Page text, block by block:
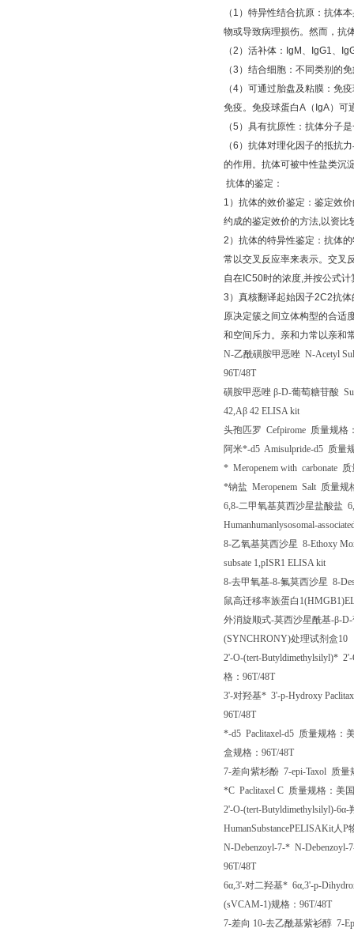
（ 1 ）特异性结合抗原：抗体
物或导致病理损伤。然而，抗
（2 ）活补体： IgM 、 IgG1、
（3 ）结合细胞：不同类别的
（4）可通过胎盘及粘膜：免
免疫。免疫球蛋白A （ IgA）可
（5 ）具有抗原性：抗体分子
（6 ）抗体对理化因子的抵抗
的作用。抗体可被中性盐类沉
抗体的鉴定：
1 ）抗体的效价鉴定：鉴定效
约成的鉴定效价的方法,以资比
2 ）抗体的特异性鉴定：抗体
常以交叉反应率来表示。交叉
自在 IC50时的浓度,并按公式计
3 ）真核翻译起始因子2C2抗体
原决定簇之间立体构型的合适
和空间斥力。亲和力常以亲和
N-乙酰磺胺甲恶唑 N-Acetyl
96T/48T
磺胺甲恶唑 β-D-葡萄糖苷酸
42,Aβ 42 ELISA kit
头孢匹罗 Cefpirome 质量规格
阿米*-d5 Amisulpride-d5 质量
* Meropenem with carbonate 质
*钠盐 Meropenem Salt 质量规
6,8-二甲氧基莫西沙星盐酸盐
Humanhumanlysosomal-
8-乙氧基莫西沙星 8-Ethoxy
subsate 1,pISR1 ELISA kit
8-去甲氧基-8-氟莫西沙星 8-
鼠高迁移率族蛋白
外消旋顺式-莫西沙星酰基-β-D-
(SYNCHRONY)处理试剂盒10
2'-O-(tert-Butyldimethylsilyl)*
格： 96T/48T
3'-对羟基* 3'-p-Hydroxy
96T/48T
*-d5 Paclitaxel-d5 质量规格：
盒规格： 96T/48T
7-差向紫杉酚 7-epi-Taxol 质量
*C Paclitaxel C 质量规格：美
2'-O-(tert-Butyldimethylsilyl)-6α-
HumanSubstancePELISAKit人P
N-Debenzoyl-7-* N-Debenzoyl-
96T/48T
6α,3'-对二羟基* 6α,3'-p-
(sVCAM-1)规格： 96T/48T
7-差向 10-去乙酰基紫衫醇 7-